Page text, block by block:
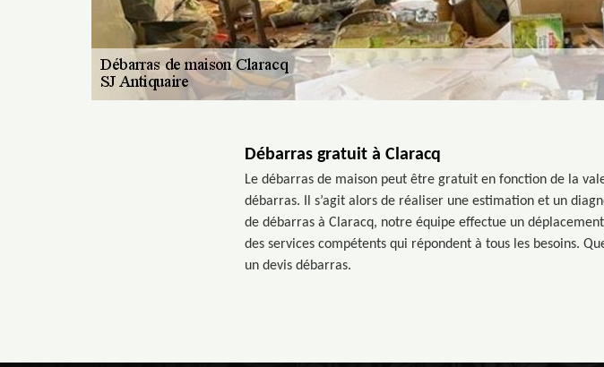
Débarras gratuit à Claracq
Le débarras de maison peut être gratuit en fonction de la
débarras. Il s’agit alors de réaliser une estimation et un
de débarras à Claracq, notre équipe effectue un
des services compétents qui répondent à tous les besoins.
un devis débarras.